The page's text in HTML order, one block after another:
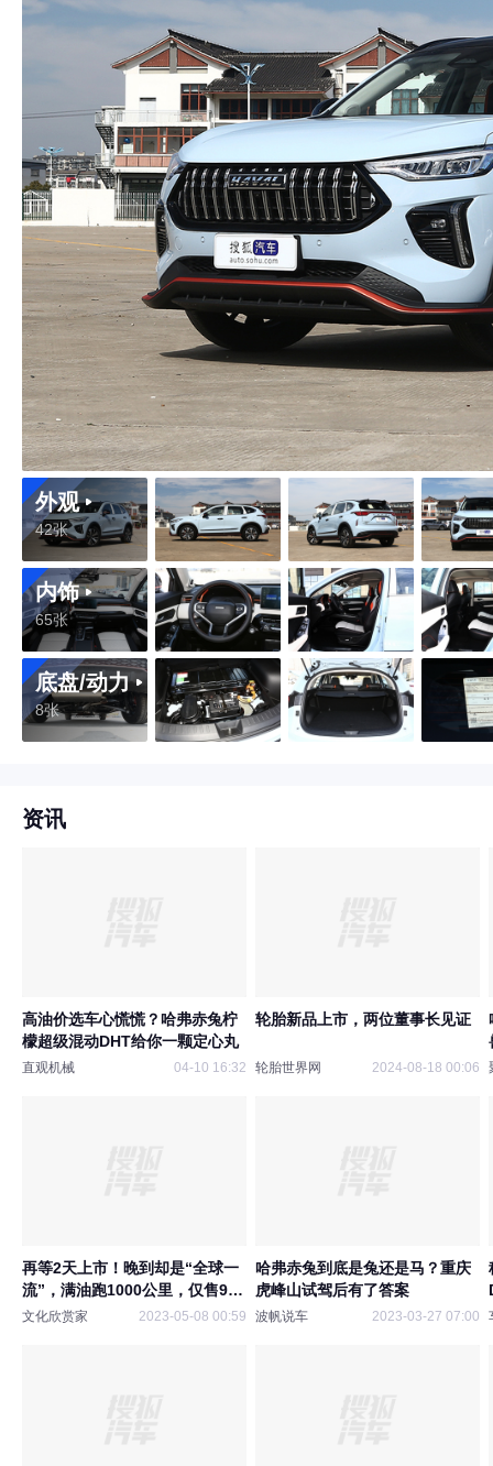
外观
42张
内饰
65张
底盘/动力
8张
资讯
高油价选车心慌慌？哈弗赤兔柠
檬超级混动DHT给你一颗定心丸
直观机械 04-10 16:32
轮胎新品上市，两位董事长见证
轮胎世界网 2024-08-18 00:06
再等2天上市！晚到却是“全球一
流”，满油跑1000公里，仅售9.9
万起
文化欣赏家 2023-05-08 00:59
哈弗赤兔到底是兔还是马？重庆
虎峰山试驾后有了答案
波帆说车 2023-03-27 07:00